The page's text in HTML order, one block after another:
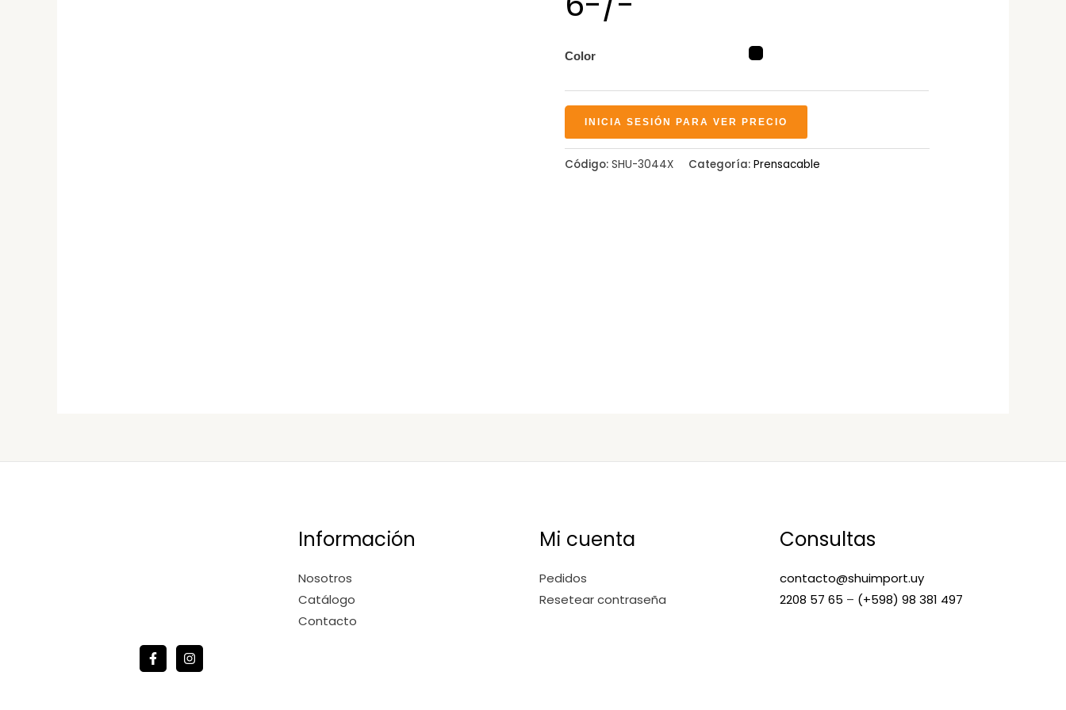
Color
INICIA SESIÓN PARA VER PRECIO
Código: SHU-3044X Categoría: Prensacable
Información
Nosotros
Catálogo
Contacto
Mi cuenta
Pedidos
Resetear contraseña
Consultas
contacto@shuimport.uy
2208 57 65 – (+598) 98 381 497